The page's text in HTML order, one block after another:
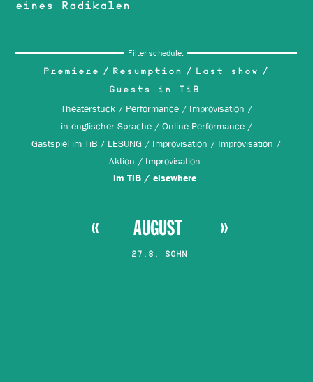
eines Radikalen
Filter schedule:
Premiere Resumption
Last show
Guests in TiB
Theaterstück Performance
Improvisation
in englischer Sprache
Online-Performance
Gastspiel im TiB
LESUNG Improvisation
Improvisation
Aktion
Improvisation
im TiB elsewhere
AUGUST
27.8. SOHN